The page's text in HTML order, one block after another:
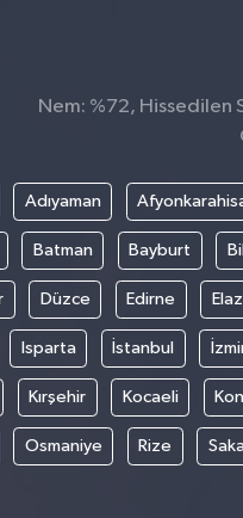
Nem: %72, Hissedilen
Adıyaman
Batman Bayburt
Düzce Edirne
Isparta İstanbul
Kırşehir Kocaeli
Osmaniye Rize